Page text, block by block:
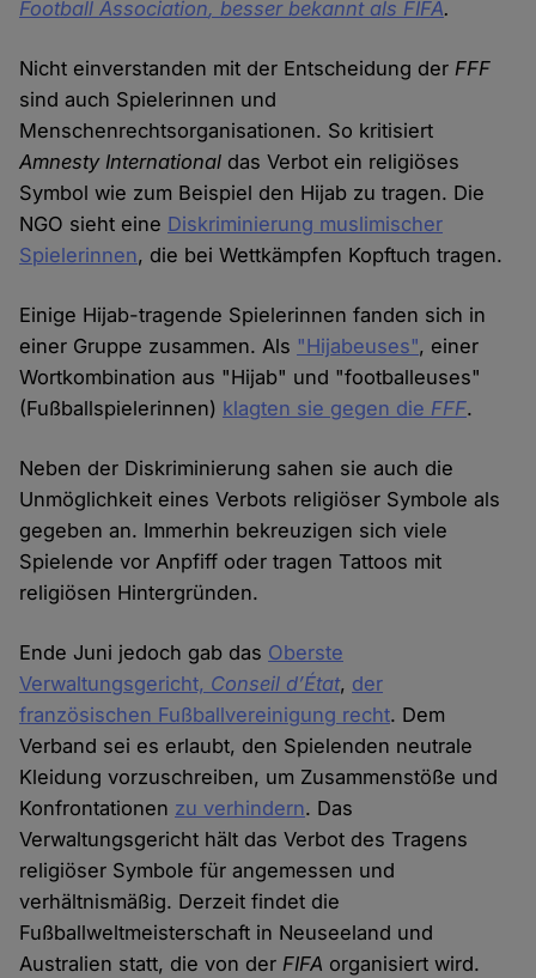
Football Association, besser bekannt als FIFA.
Nicht einverstanden mit der Entscheidung derFFF
sind auch Spielerinnen und
Menschenrechtsorganisationen. So kritisiert
Amnesty International das Verbot ein religiöses
Symbol wie zum Beispiel den Hijab zu tragen. Die
NGO sieht eine Diskriminierung muslimischer
Spielerinnen, die bei Wettkämpfen Kopftuch tragen.
Einige Hijab-tragende Spielerinnen fanden sich in
einer Gruppe zusammen. Als "Hijabeuses", einer
Wortkombination aus "Hijab" und "footballeuses"
(Fußballspielerinnen) klagten sie gegen die FFF.
Neben der Diskriminierung sahen sie auch die
Unmöglichkeit eines Verbots religiöser Symbole als
gegeben an. Immerhin bekreuzigen sich viele
Spielende vor Anpfiff oder tragen Tattoos mit
religiösen Hintergründen.
Ende Juni jedoch gab das Oberste
Verwaltungsgericht, Conseil d’État, der
französischen Fußballvereinigung recht. Dem
Verband sei es erlaubt, den Spielenden neutrale
Kleidung vorzuschreiben, um Zusammenstöße und
Konfrontationen zu verhindern. Das
Verwaltungsgericht hält das Verbot des Tragens
religiöser Symbole für angemessen und
verhältnismäßig. Derzeit findet die
Fußballweltmeisterschaft in Neuseeland und
Australien statt, die von derFIFA organisiert wird.